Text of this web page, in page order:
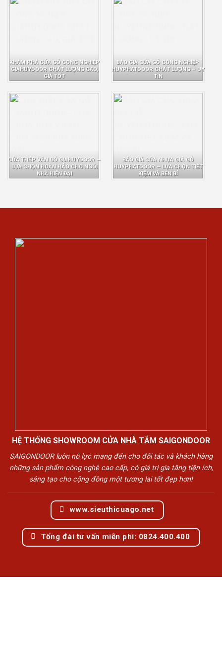
KHÁM PHÁ CỬA GỖ CÔNG NGHIỆP
GIAHUYDOOR CHẤT LƯỢNG CAO,
GIÁ TỐT
BÁO GIÁ CỬA GỖ CÔNG NGHIỆP
HUYPHATDOOR CHẤT LƯỢNG – UY
TÍN
CỬA THÉP VÂN GỖ GIAHUYDOOR –
LỰA CHỌN HOÀN HẢO CHO NGÔI
NHÀ HIỆN ĐẠI
BÁO GIÁ CỬA NHỰA GIẢ GỖ
HUYPHATDOOR – LỰA CHỌN TIẾT
KIỆM VÀ BỀN BỈ
HỆ THỐNG SHOWROOM CỬA NHÀ TẮM SAIGONDOOR
SAIGONDOOR luôn nỗ lực mang đến cho đối tác và khách hàng
những sản phẩm công nghệ cao cấp, có giá trị gia tăng tiện ích,
sáng tạo cho cộng đồng một tương lai tốt đẹp hơn!
www.sieuthicuago.net
Tổng đài tư vấn miễn phí: 0824.400.400